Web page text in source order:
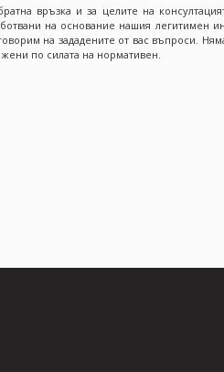
връзка и за целите на
на основание нашия легитимен
на зададените от вас въпроси.
по силата на нормативен.